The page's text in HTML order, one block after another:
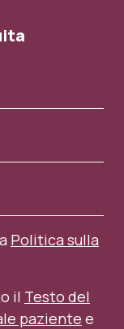
Politica sulla
il Testo del
paziente e